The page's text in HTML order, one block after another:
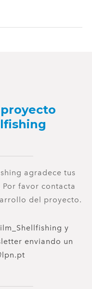
agradece tus
favor contacta
del proyecto.
y
enviando un